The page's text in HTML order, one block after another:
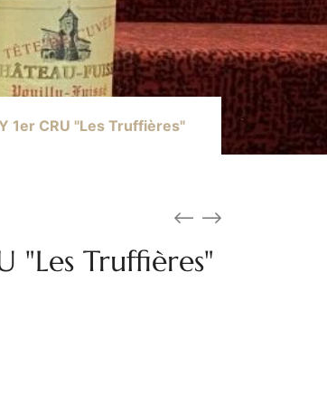
1er CRU "Les Truffières"
"Les Truffières"